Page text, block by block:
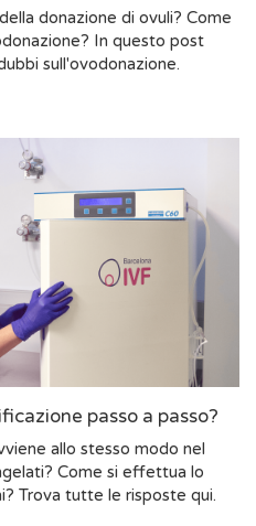
donazione di ovuli? Come
In questo post
sull'ovodonazione.
passo a passo?
allo stesso modo nel
Come si effettua lo
Trova tutte le risposte qui.